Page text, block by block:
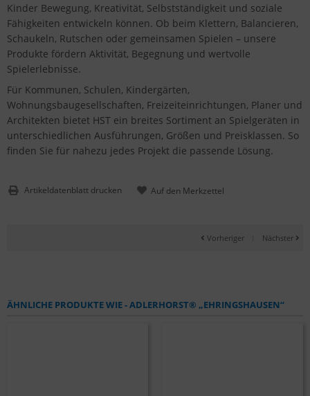
Kinder Bewegung, Kreativität, Selbstständigkeit und soziale
Fähigkeiten entwickeln können. Ob beim Klettern, Balancieren,
Schaukeln, Rutschen oder gemeinsamen Spielen – unsere
Produkte fördern Aktivität, Begegnung und wertvolle
Spielerlebnisse.
Für Kommunen, Schulen, Kindergärten,
Wohnungsbaugesellschaften, Freizeiteinrichtungen, Planer und
Architekten bietet HST ein breites Sortiment an Spielgeräten in
unterschiedlichen Ausführungen, Größen und Preisklassen. So
finden Sie für nahezu jedes Projekt die passende Lösung.
Artikeldatenblatt drucken
Vorheriger Nächster
ÄHNLICHE PRODUKTE WIE - ADLERHORST® „EHRINGSHAUSEN“